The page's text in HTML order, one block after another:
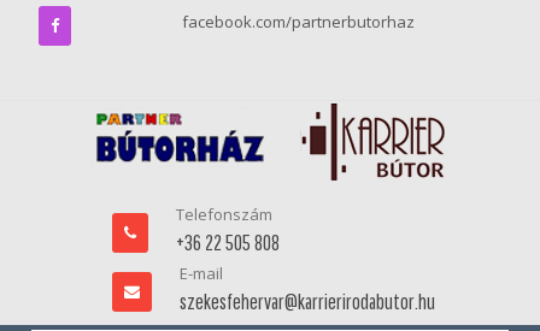
facebook.com/partnerbutorhaz
Telefonszám
+36 22 505 808
E-mail
szekesfehervar@karrierirodabutor.hu